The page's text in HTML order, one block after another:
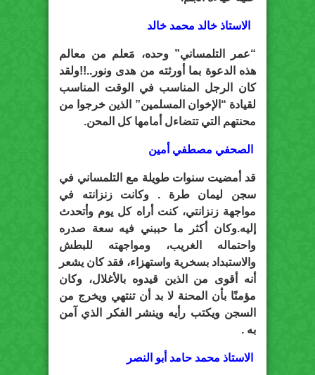
الاستاذ خالد محمد خالد
“عمر التلمساني” وحده، مَعلم من معالم
هذه الدعوة بما أورثته من هدى ونور..!!ولقد
كان الرجل المناسب في الوقت المناسب
لقيادة “الإخوان المسلمين” الذين خرجوا من
محنتهم التي تتضاءل أمامها كل المحن.
الصحفي مصطفي أمين
قد أمضيت سنوات طويلة مع التلمساني في
سجن ليمان طرة . وكانت زنزانته في
مواجهة زنزانتي، كنت أراه كل يوم وأتحدث
إليه.وكان أكثر ما حببني فيه سعة صدره
واحتماله الغريب، ومواجهته للبطش
والاستبداد بسخرية واستهزاء، فقد كان يشعر
أنه أقوى من الذين قيدوه بالأغلال، وكان
مؤمنًا بأن المحنة لا بد أن تنتهي ويخرج من
السجن ويكتب رأيه وينشر الفكر الذي آمن
به .
الاستاذ محمد حامد أبو النصر